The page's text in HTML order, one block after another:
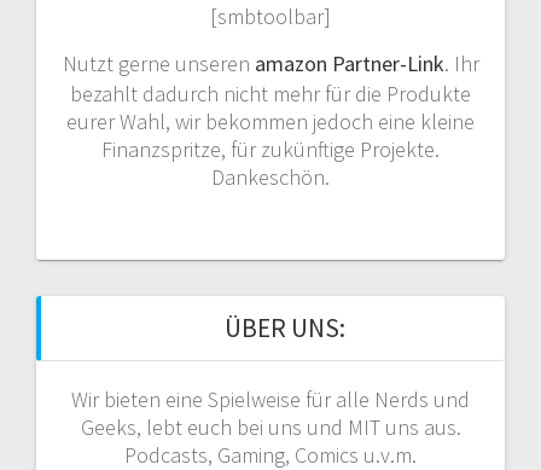
[smbtoolbar]
Nutzt gerne unseren amazon Partner-Link. Ihr
bezahlt dadurch nicht mehr für die Produkte
eurer Wahl, wir bekommen jedoch eine kleine
Finanzspritze, für zukünftige Projekte.
Dankeschön.
ÜBER UNS:
Wir bieten eine Spielweise für alle Nerds und
Geeks, lebt euch bei uns und MIT uns aus.
Podcasts, Gaming, Comics u.v.m.